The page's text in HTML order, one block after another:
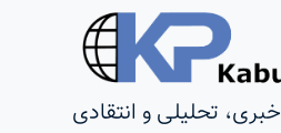
خبری، تحلیلی و انتقادی